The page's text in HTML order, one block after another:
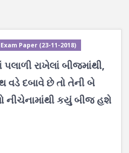
Paper (23-11-2018)
રાખેલાં બીજમાંથી,
દબાવે છે તો તેની બે
નીચેનામાંથી કયું બીજ હશે